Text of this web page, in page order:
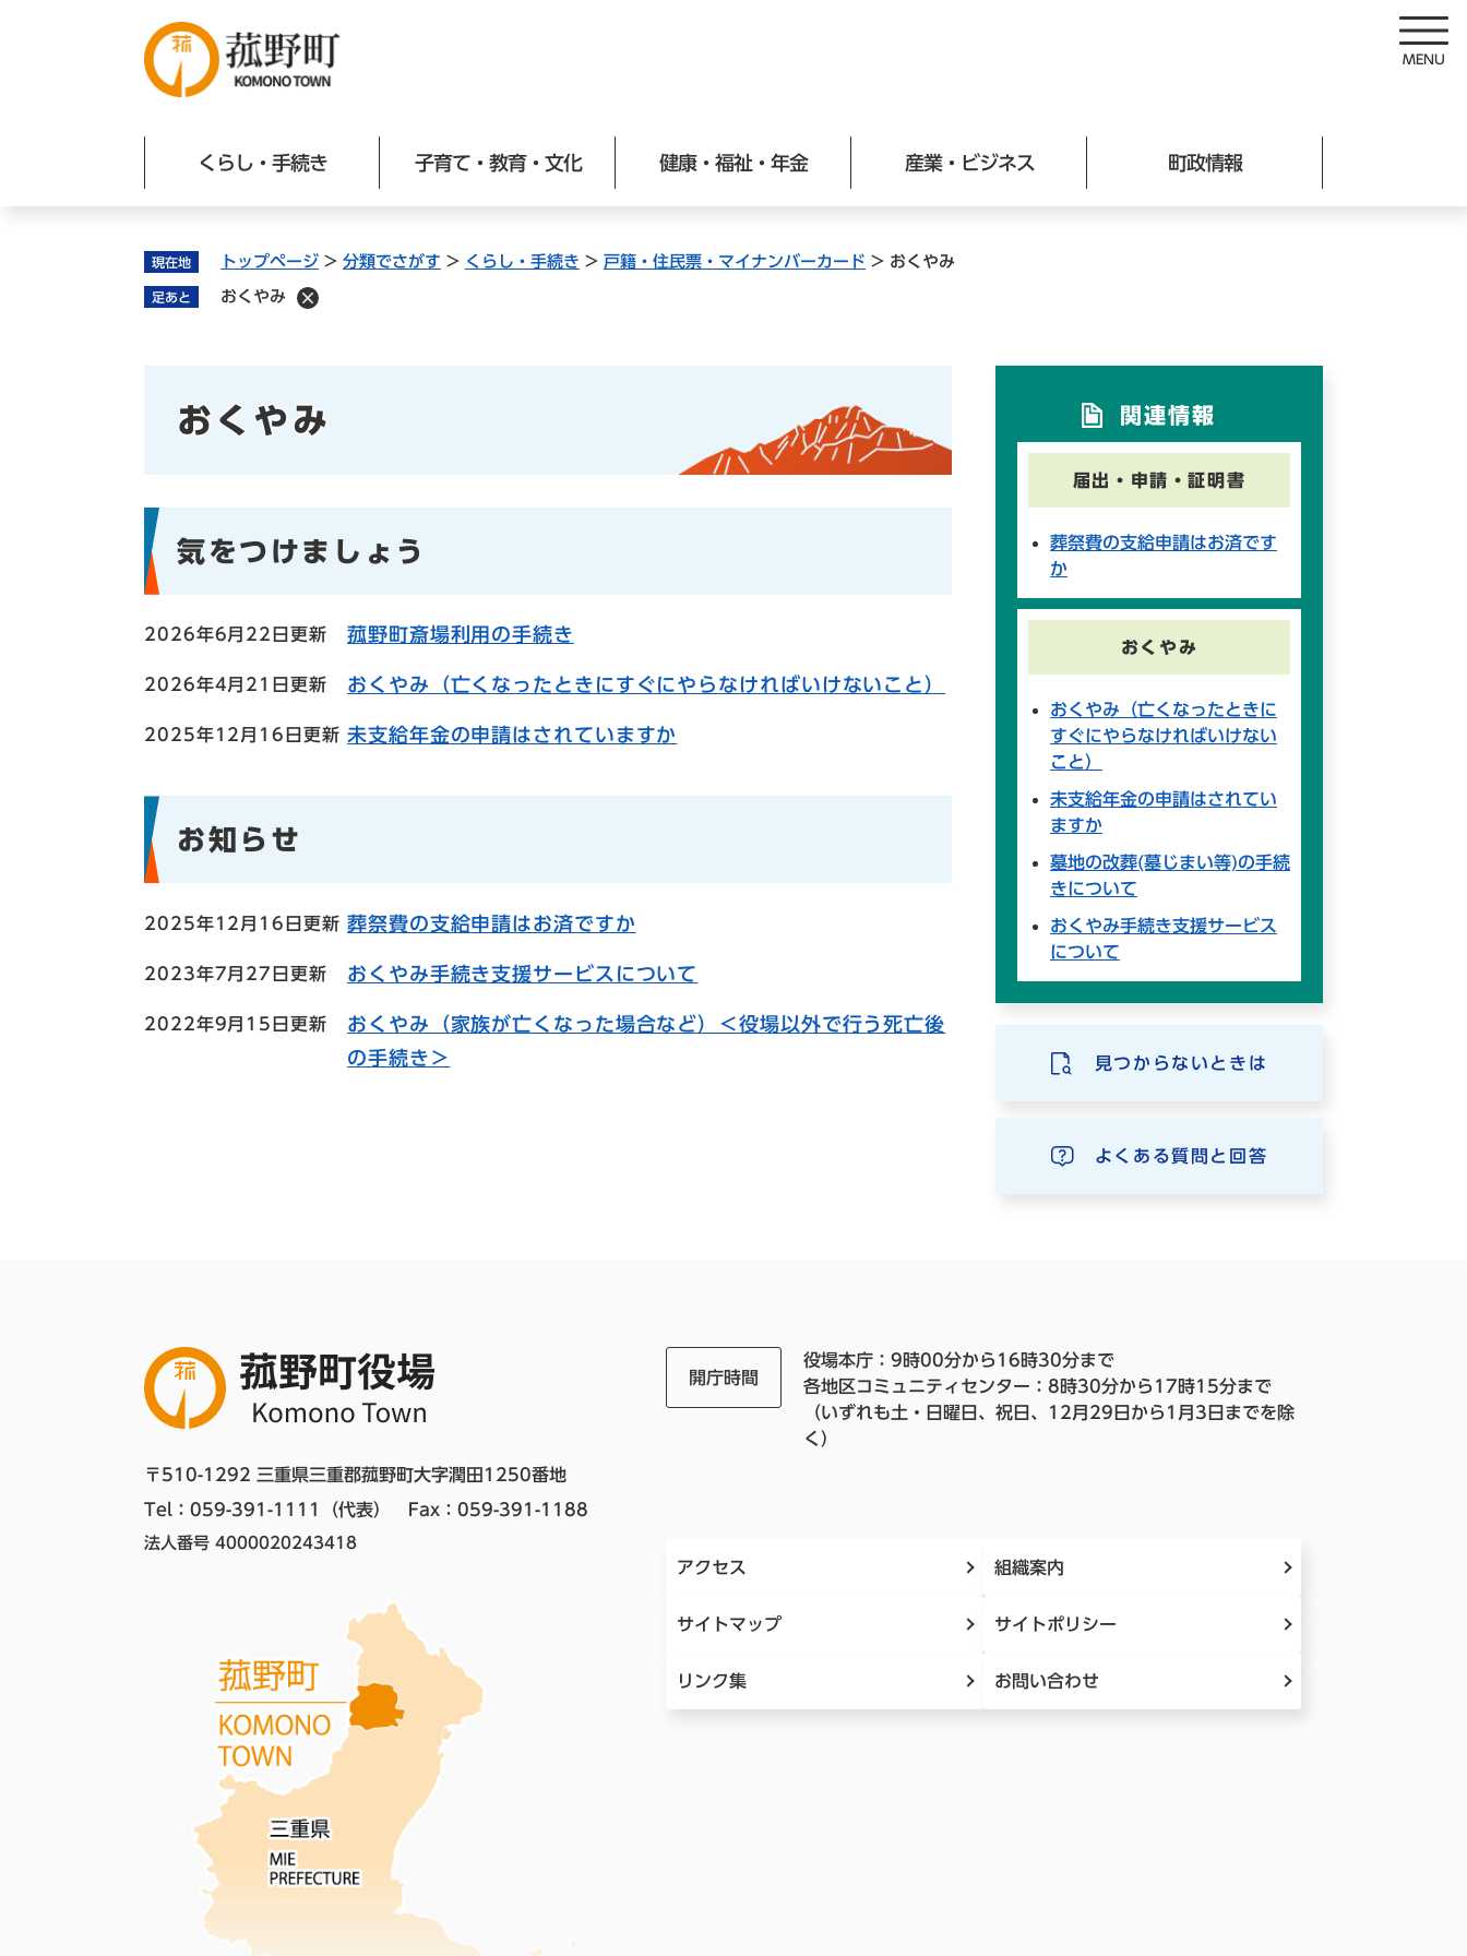
くらし・手続き 子育て・教育・文化 健康・福祉・年金 産業・ビジネス 町政情報
現在地 トップページ > 分類でさがす > くらし・手続き > 戸籍・住民票・マイナンバーカード > おくやみ
足あと おくやみ
おくやみ
気をつけましょう
2026年6月22日更新 菰野町斎場利用の手続き
2026年4月21日更新 おくやみ（亡くなったときにすぐにやらなければいけないこと）
2025年12月16日更新 未支給年金の申請はされていますか
お知らせ
2025年12月16日更新 葬祭費の支給申請はお済ですか
2023年7月27日更新 おくやみ手続き支援サービスについて
2022年9月15日更新
おくやみ（家族が亡くなった場合など）＜役場以外で行う死亡後
の手続き＞
関連情報
届出・申請・証明書
葬祭費の支給申請はお済です
か
おくやみ
おくやみ（亡くなったときに
すぐにやらなければいけない
こと）
未支給年金の申請はされてい
ますか
墓地の改葬(墓じまい等)の手続
きについて
おくやみ手続き支援サービス
について
見つからないときは
よくある質問と回答
〒510-1292 三重県三重郡菰野町大字潤田1250番地
Tel：059-391-1111（代表）
Fax：059-391-1188
法人番号 4000020243418
開庁時間
役場本庁：9時00分から16時30分まで
各地区コミュニティセンター：8時30分から17時15分まで
（いずれも土・日曜日、祝日、12月29日から1月3日までを除
く）
アクセス 組織案内
サイトマップ サイトポリシー
リンク集 お問い合わせ